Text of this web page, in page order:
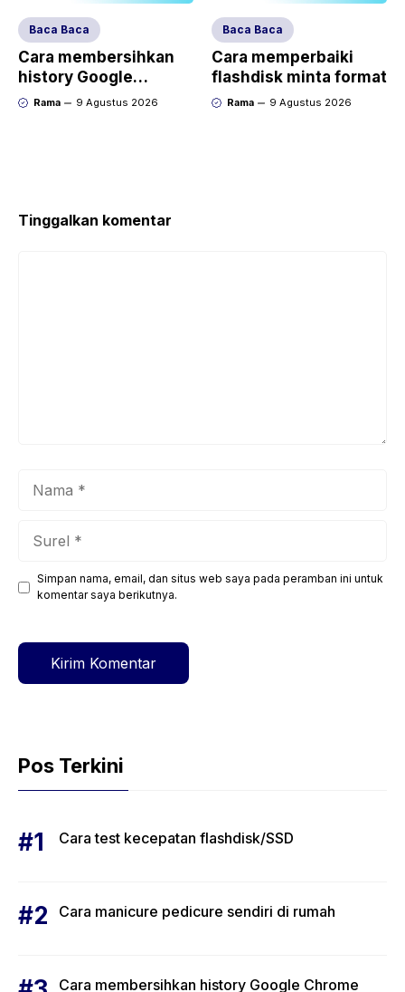
Baca Baca
Cara membersihkan
history Google
Chrome
Rama 9 Agustus 2026
Baca Baca
Cara memperbaiki
flashdisk minta format
Rama 9 Agustus 2026
Tinggalkan komentar
Situs
web
Simpan nama, email, dan situs web saya pada peramban ini untuk
komentar saya berikutnya.
Pos Terkini
Cara test kecepatan flashdisk/SSD
Cara manicure pedicure sendiri di rumah
Cara membersihkan history Google Chrome